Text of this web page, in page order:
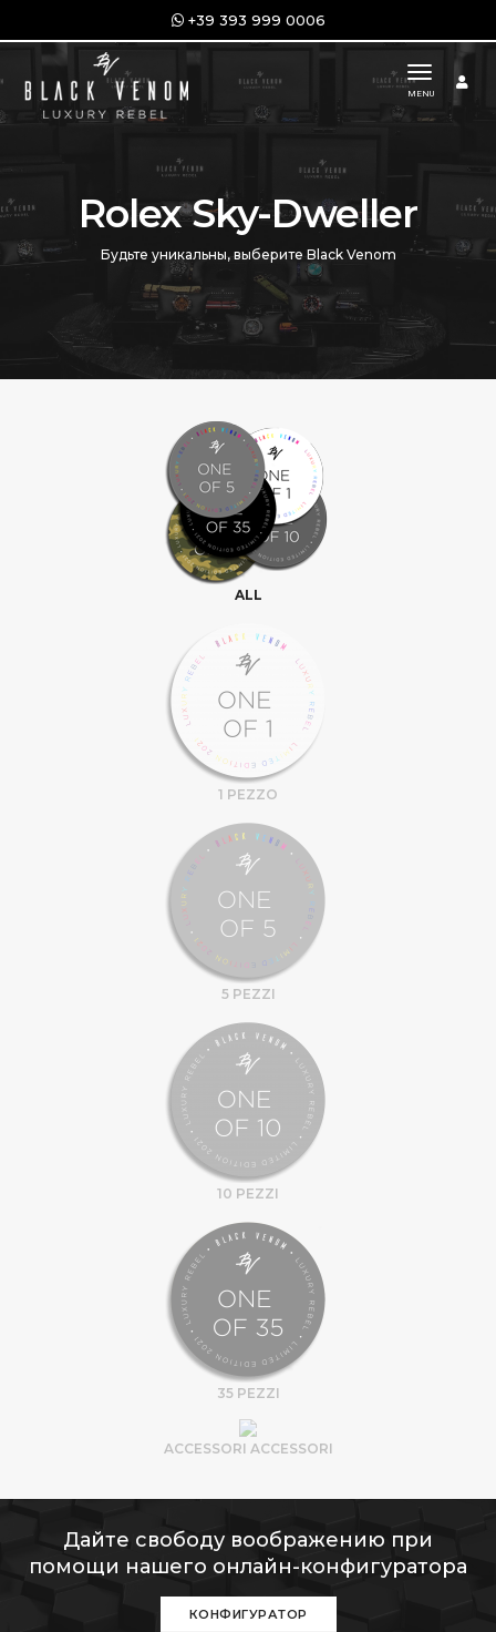
+39 393 999 0006
toggle
MENU
Rolex Sky-Dweller
Будьте уникальны, выберите Black Venom
ALL
1 PEZZO
5 PEZZI
10 PEZZI
35 PEZZI
ACCESSORI ACCESSORI
Дайте свободу воображению при
помощи нашего онлайн-конфигуратора
КОНФИГУРАТОР